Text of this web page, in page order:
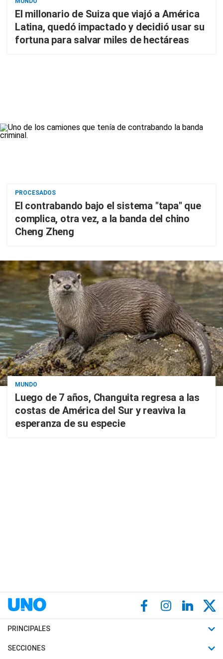
El millonario de Suiza que viajó a América
Latina, quedó impactado y decidió usar su
fortuna para salvar miles de hectáreas
PROCESADOS
El contrabando bajo el sistema "tapa" que
complica, otra vez, a la banda del chino
Cheng Zheng
MUNDO
Luego de 7 años, Changuita regresa a las
costas de América del Sur y reaviva la
esperanza de su especie
PRINCIPALES
Últimas Noticias
SECCIONES